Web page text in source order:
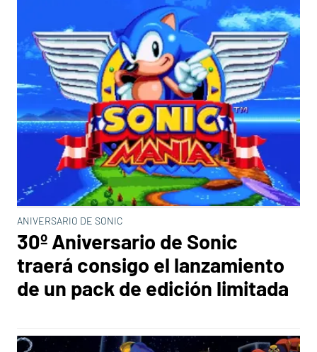
ANIVERSARIO DE SONIC
30º Aniversario de Sonic
traerá consigo el lanzamiento
de un pack de edición limitada